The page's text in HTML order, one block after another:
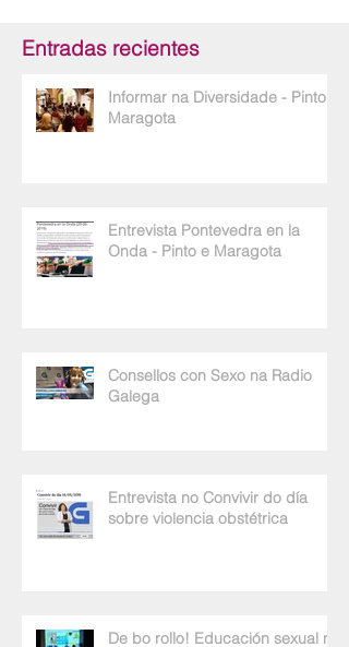
Entradas recientes
Informar na Diversidade - Pinto e
Maragota
Entrevista Pontevedra en la
Onda - Pinto e Maragota
Consellos con Sexo na Radio
Galega
Entrevista no Convivir do día
sobre violencia obstétrica
De bo rollo! Educación sexual na